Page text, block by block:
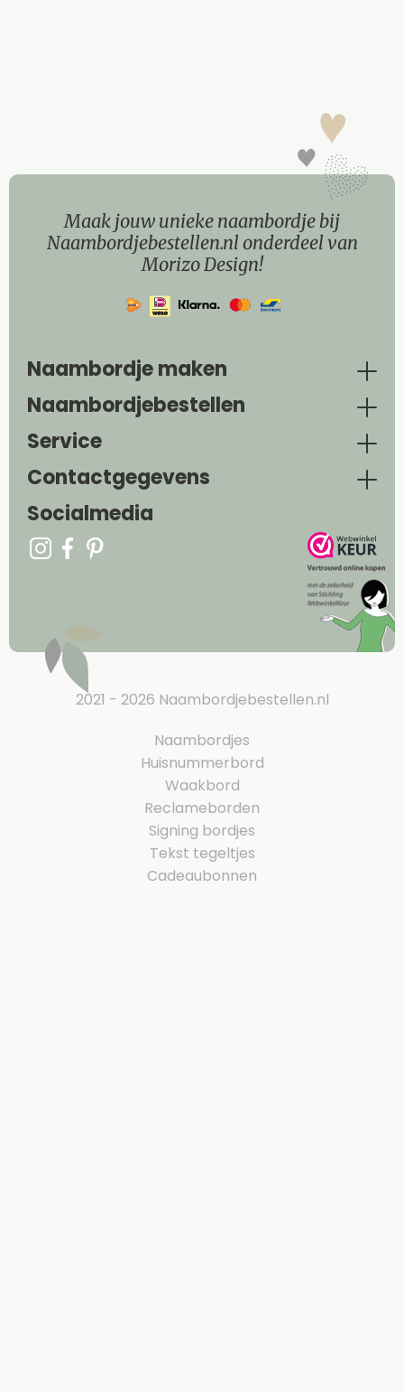
Maak jouw unieke naambordje bij
Naambordjebestellen.nl onderdeel van
Morizo Design!
Naambordje maken
Naambordjebestellen
Service
Contactgegevens
Socialmedia
2021 - 2026 Naambordjebestellen.nl
Naambordjes
Huisnummerbord
Waakbord
Reclameborden
Signing bordjes
Tekst tegeltjes
Cadeaubonnen